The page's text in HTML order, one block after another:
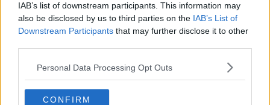
IAB’s list of downstream participants. This information may
also be disclosed by us to third parties on the IAB’s List of
Downstream Participants that may further disclose it to other
Personal Data Processing Opt Outs
CONFIRM